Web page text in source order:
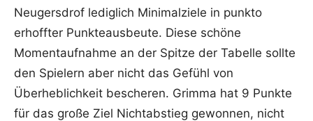
Neugersdrof lediglich Minimalziele in punkto
erhoffter Punkteausbeute. Diese schöne
Momentaufnahme an der Spitze der Tabelle sollte
den Spielern aber nicht das Gefühl von
Überheblichkeit bescheren. Grimma hat 9 Punkte
für das große Ziel Nichtabstieg gewonnen, nicht